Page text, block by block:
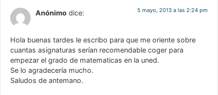
Anónimo dice: 5 mayo, 2013 a las 2:24 pm
Hola buenas tardes le escribo para que me oriente sobre
cuantas asignaturas serían recomendable coger para
empezar el grado de matematicas en la uned.
Se lo agradecería mucho.
Saludos de antemano.